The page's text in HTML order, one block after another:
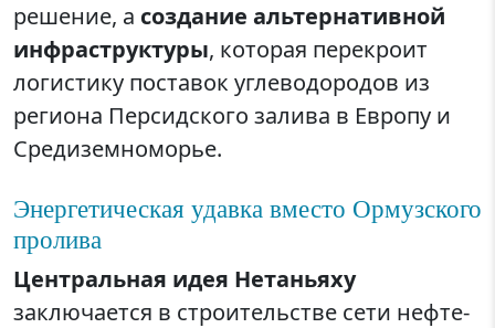
решение, а создание альтернативной
инфраструктуры, которая перекроит
логистику поставок углеводородов из
региона Персидского залива в Европу и
Средиземноморье.
Энергетическая удавка вместо Ормузского
пролива
Центральная идея Нетаньяху
заключается в строительстве сети нефте-